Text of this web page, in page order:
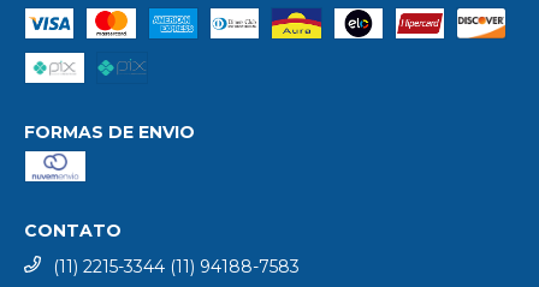
FORMAS DE ENVIO
CONTATO
(11) 2215-3344 (11) 94188-7583